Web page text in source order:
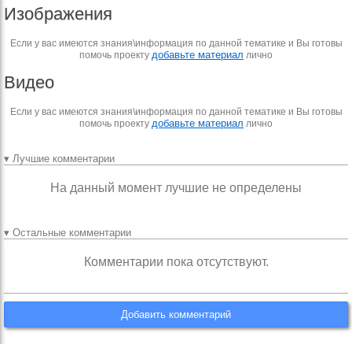
Изображения
Если у вас имеются знания\информация по данной тематике и Вы готовы
помочь проекту добавьте материал лично
Видео
Если у вас имеются знания\информация по данной тематике и Вы готовы
помочь проекту добавьте материал лично
▾ Лучшие комментарии
На данный момент лучшие не определены
▾ Остальные комментарии
Комментарии пока отсутствуют.
Добавить комментарий